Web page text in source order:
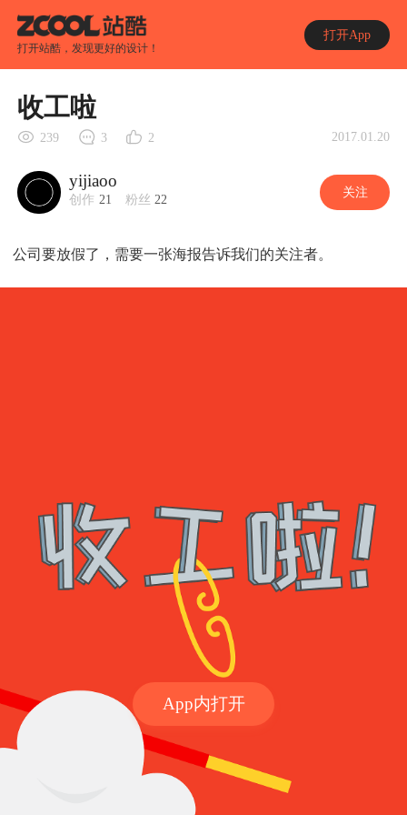
打开站酷，发现更好的设计！
打开App
App内打开
收工啦
239 3 2 2017.01.20
yijiaoo
创作 21 粉丝 22 关注
公司要放假了，需要一张海报告诉我们的关注者。